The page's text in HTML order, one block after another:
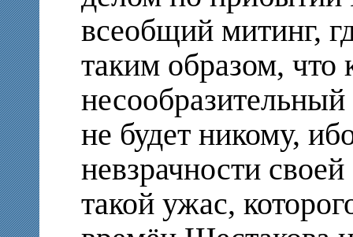
всеобщий митинг,
таким образом,
не будет никому,
невзрачности
такой ужас,